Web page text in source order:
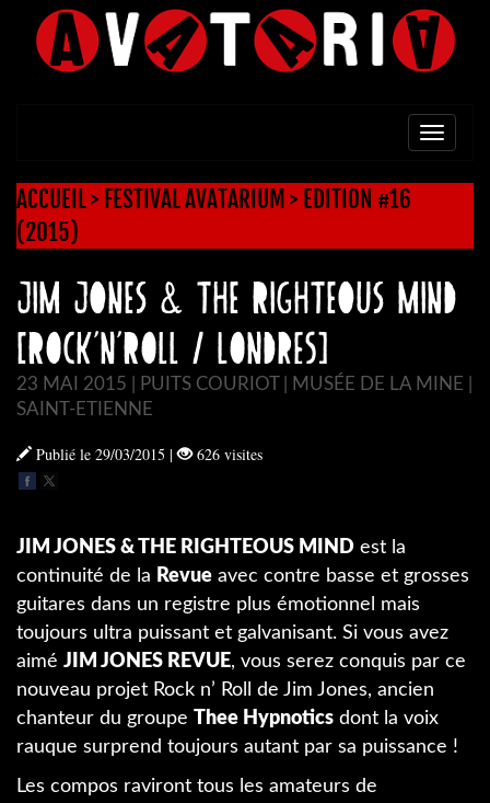
ACCUEIL> FESTIVAL AVATARIUM > EDITION #16
(2015)
JIM JONES & THE RIGHTEOUS MIND
[Rock’n’Roll / Londres]
23 MAI 2015 | PUITS COURIOT | MUSÉE DE LA MINE |
SAINT-ETIENNE
Publié le 29/03/2015 | 626 visites
JIM JONES & THE RIGHTEOUS MIND est la
continuité de la Revue avec contre basse et grosses
guitares dans un registre plus émotionnel mais
toujours ultra puissant et galvanisant. Si vous avez
aimé JIM JONES REVUE, vous serez conquis par ce
nouveau projet Rock n’ Roll de Jim Jones, ancien
chanteur du groupe Thee Hypnotics dont la voix
rauque surprend toujours autant par sa puissance !
Les compos raviront tous les amateurs de